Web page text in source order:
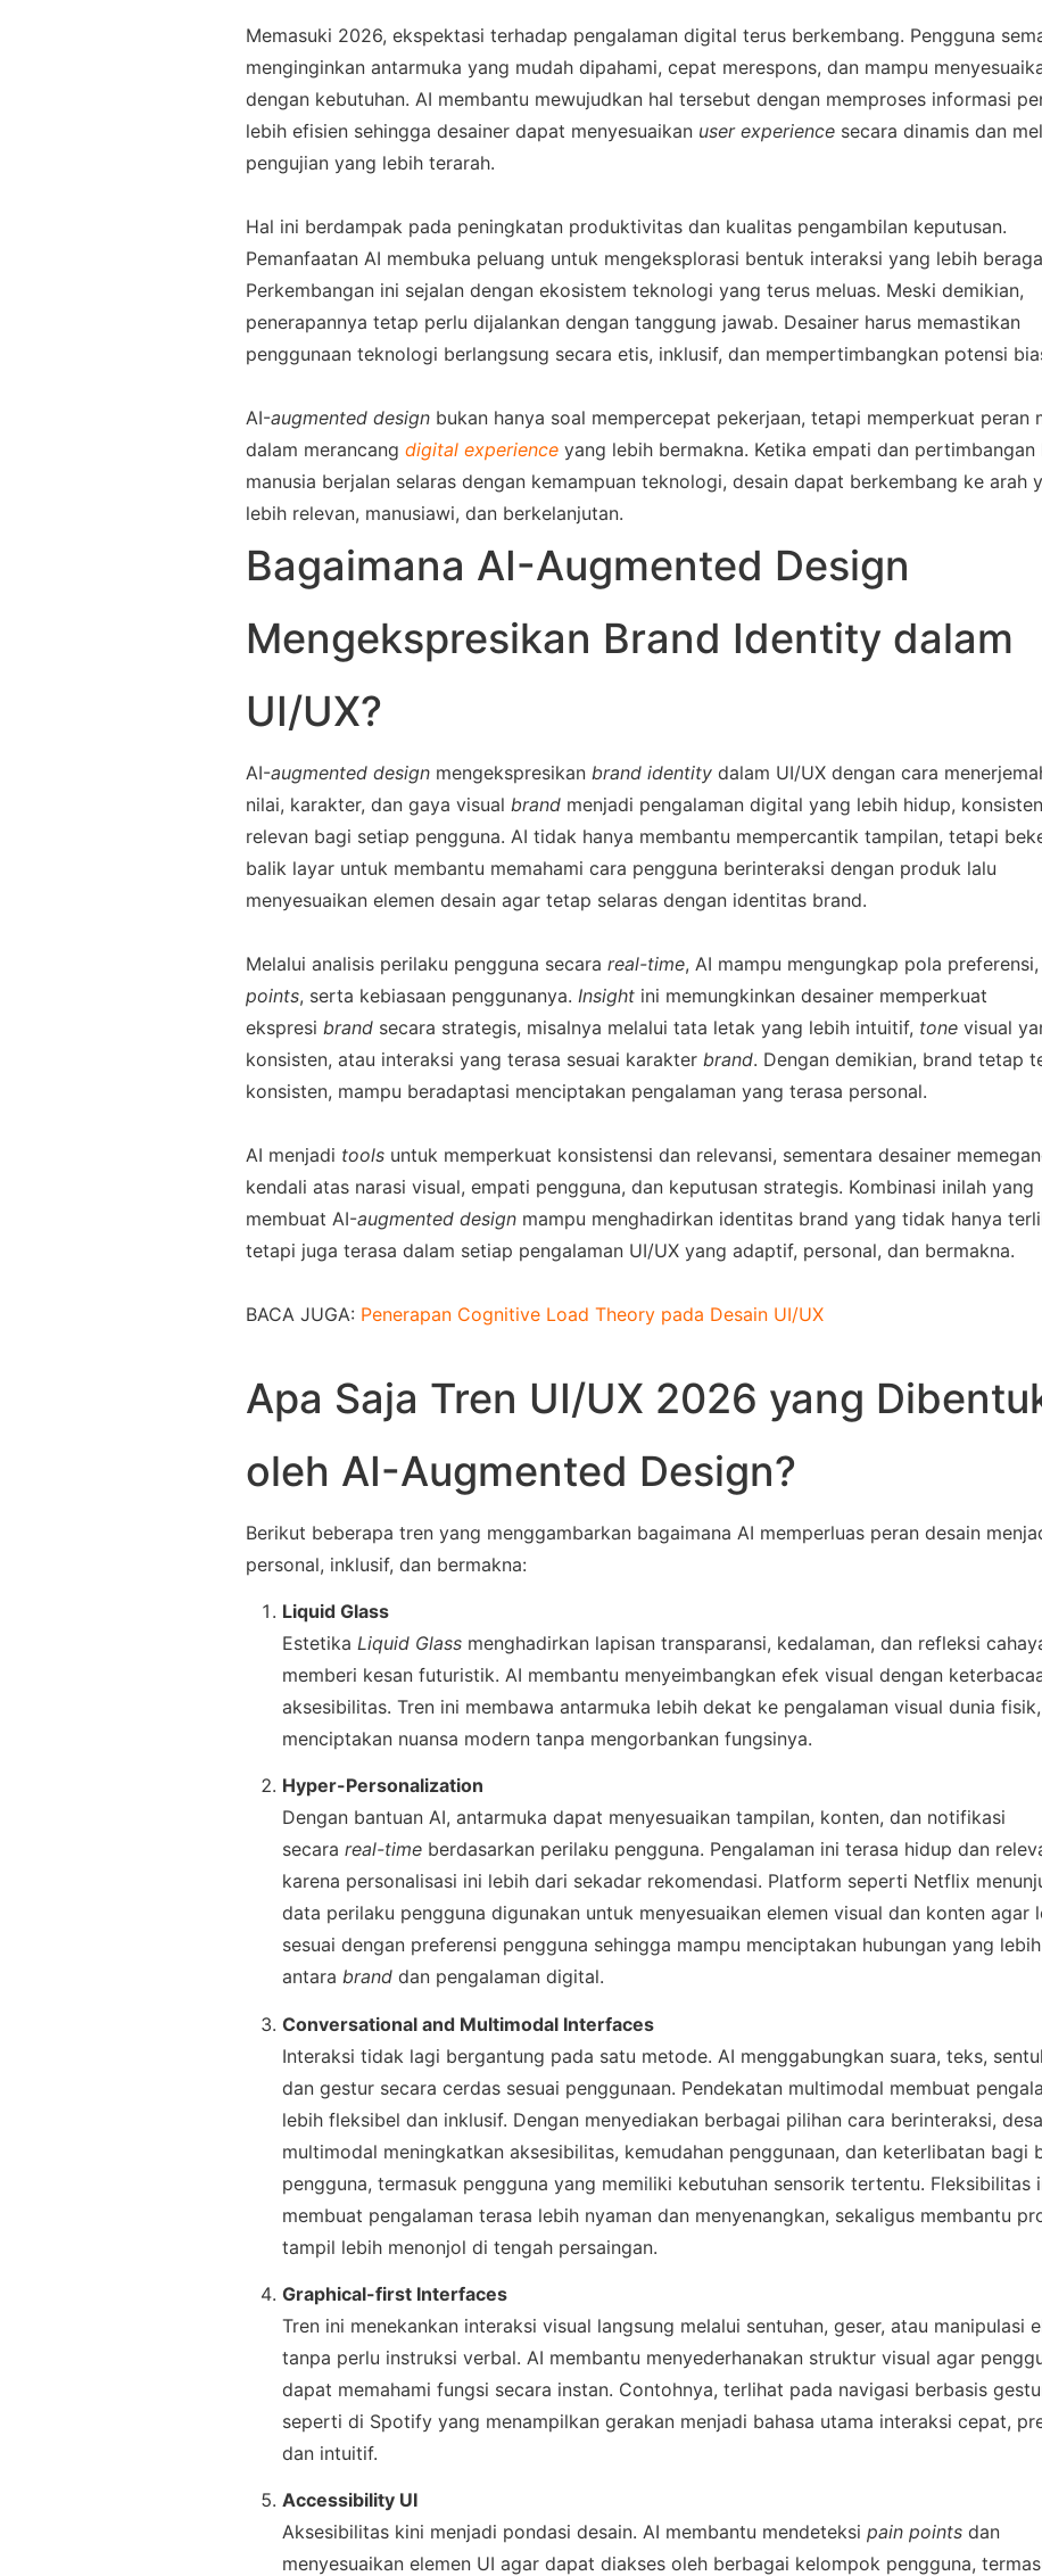
Memasuki 2026, ekspektasi terhadap pengalaman digital terus berkembang. Pengguna
menginginkan antarmuka yang mudah dipahami, cepat merespons, dan mampu
dengan kebutuhan. AI membantu mewujudkan hal tersebut dengan memproses informasi
lebih efisien sehingga desainer dapat menyesuaikan user experience secara dinamis dan
pengujian yang lebih terarah.
Hal ini berdampak pada peningkatan produktivitas dan kualitas pengambilan keputusan.
Pemanfaatan AI membuka peluang untuk mengeksplorasi bentuk interaksi yang lebih
Perkembangan ini sejalan dengan ekosistem teknologi yang terus meluas. Meski demikian,
penerapannya tetap perlu dijalankan dengan tanggung jawab. Desainer harus memastikan
penggunaan teknologi berlangsung secara etis, inklusif, dan mempertimbangkan potensi
AI-augmented design bukan hanya soal mempercepat pekerjaan, tetapi memperkuat peran
dalam merancang digital experience yang lebih bermakna. Ketika empati dan
manusia berjalan selaras dengan kemampuan teknologi, desain dapat berkembang ke arah
lebih relevan, manusiawi, dan berkelanjutan.
Bagaimana AI-Augmented Design
Mengekspresikan Brand Identity dalam
UI/UX?
AI-augmented design mengekspresikan brand identity dalam UI/UX dengan cara
nilai, karakter, dan gaya visual brand menjadi pengalaman digital yang lebih hidup,
relevan bagi setiap pengguna. AI tidak hanya membantu mempercantik tampilan, tetapi
balik layar untuk membantu memahami cara pengguna berinteraksi dengan produk lalu
menyesuaikan elemen desain agar tetap selaras dengan identitas brand.
Melalui analisis perilaku pengguna secara real-time, AI mampu mengungkap pola preferensi,
points, serta kebiasaan penggunanya. Insight ini memungkinkan desainer memperkuat
ekspresi brand secara strategis, misalnya melalui tata letak yang lebih intuitif, tone visual
konsisten, atau interaksi yang terasa sesuai karakter brand. Dengan demikian, brand tetap
konsisten, mampu beradaptasi menciptakan pengalaman yang terasa personal.
AI menjadi tools untuk memperkuat konsistensi dan relevansi, sementara desainer
kendali atas narasi visual, empati pengguna, dan keputusan strategis. Kombinasi inilah yang
membuat AI-augmented design mampu menghadirkan identitas brand yang tidak hanya
tetapi juga terasa dalam setiap pengalaman UI/UX yang adaptif, personal, dan bermakna.
BACA JUGA: Penerapan Cognitive Load Theory pada Desain UI/UX
Apa Saja Tren UI/UX 2026 yang
oleh AI-Augmented Design?
Berikut beberapa tren yang menggambarkan bagaimana AI memperluas peran desain
personal, inklusif, dan bermakna:
Liquid Glass
Estetika Liquid Glass menghadirkan lapisan transparansi, kedalaman, dan refleksi
memberi kesan futuristik. AI membantu menyeimbangkan efek visual dengan
aksesibilitas. Tren ini membawa antarmuka lebih dekat ke pengalaman visual dunia fisik,
menciptakan nuansa modern tanpa mengorbankan fungsinya.
Hyper-Personalization
Dengan bantuan AI, antarmuka dapat menyesuaikan tampilan, konten, dan notifikasi
secara real-time berdasarkan perilaku pengguna. Pengalaman ini terasa hidup dan
karena personalisasi ini lebih dari sekadar rekomendasi. Platform seperti Netflix
data perilaku pengguna digunakan untuk menyesuaikan elemen visual dan konten agar
sesuai dengan preferensi pengguna sehingga mampu menciptakan hubungan yang
antara brand dan pengalaman digital.
Conversational and Multimodal Interfaces
Interaksi tidak lagi bergantung pada satu metode. AI menggabungkan suara, teks,
dan gestur secara cerdas sesuai penggunaan. Pendekatan multimodal membuat
lebih fleksibel dan inklusif. Dengan menyediakan berbagai pilihan cara berinteraksi,
multimodal meningkatkan aksesibilitas, kemudahan penggunaan, dan keterlibatan bagi
pengguna, termasuk pengguna yang memiliki kebutuhan sensorik tertentu. Fleksibilitas
membuat pengalaman terasa lebih nyaman dan menyenangkan, sekaligus membantu
tampil lebih menonjol di tengah persaingan.
Graphical-first Interfaces
Tren ini menekankan interaksi visual langsung melalui sentuhan, geser, atau manipulasi
tanpa perlu instruksi verbal. AI membantu menyederhanakan struktur visual agar
dapat memahami fungsi secara instan. Contohnya, terlihat pada navigasi berbasis
seperti di Spotify yang menampilkan gerakan menjadi bahasa utama interaksi cepat,
dan intuitif.
Accessibility UI
Aksesibilitas kini menjadi pondasi desain. AI membantu mendeteksi pain points dan
menyesuaikan elemen UI agar dapat diakses oleh berbagai kelompok pengguna,